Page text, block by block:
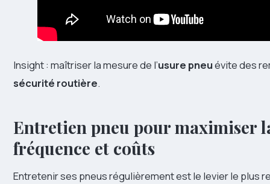
Insight : maîtriser la mesure de l’usure pneuévite des
sécurité routière.
Entretien pneu pour maximiser
fréquence et coûts
Entretenir ses pneus régulièrement est le levier le plus